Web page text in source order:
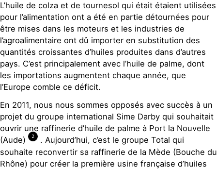
L’huile de colza et de tournesol qui était étaient utilisées
pour l’alimentation ont a été en partie détournées pour
être mises dans les moteurs et les industries de
l’agroalimentaire ont dû importer en substitution des
quantités croissantes d’huiles produites dans d’autres
pays. C’est principalement avec l’huile de palme, dont
les importations augmentent chaque année, que
l’Europe comble ce déficit.
En 2011, nous nous sommes opposés avec succès à un
projet du groupe international Sime Darby qui souhaitait
ouvrir une raffinerie d’huile de palme à Port la Nouvelle
(Aude)
2
. Aujourd’hui, c’est le groupe Total qui
souhaite reconvertir sa raffinerie de la Mède (Bouche du
Rhône) pour créer la première usine française d’huiles